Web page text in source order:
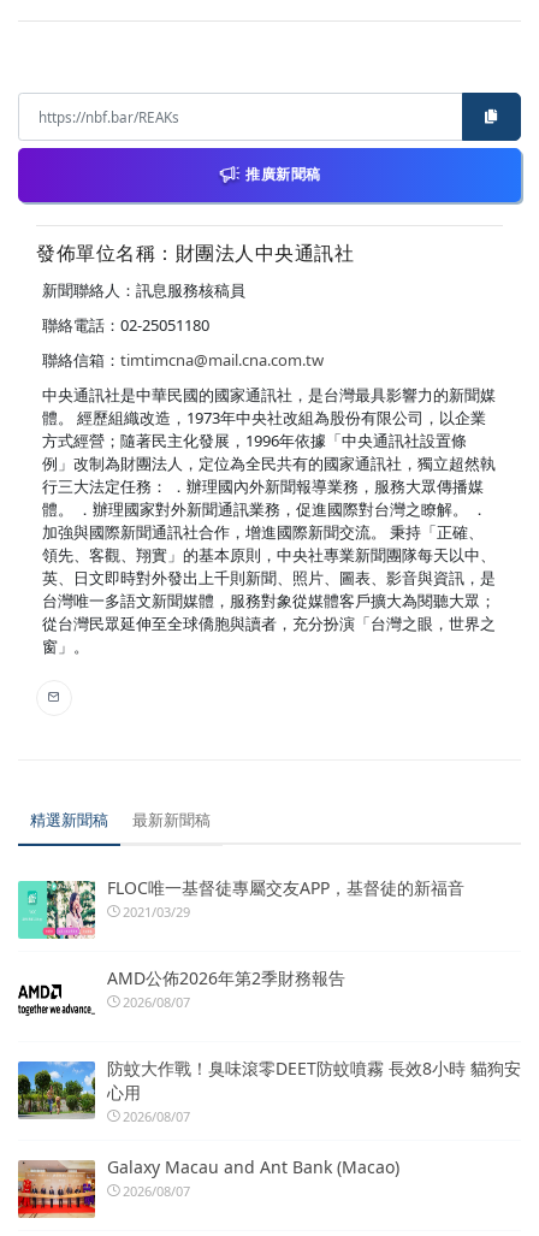
推廣新聞稿
發佈單位名稱：財團法人中央通訊社
新聞聯絡人：訊息服務核稿員
聯絡電話：02-25051180
聯絡信箱： timtimcna@mail.cna.com.tw
中央通訊社是中華民國的國家通訊社，是台灣最具影響力的新聞媒
體。 經歷組織改造，1973年中央社改組為股份有限公司，以企業
方式經營；隨著民主化發展，1996年依據「中央通訊社設置條
例」改制為財團法人，定位為全民共有的國家通訊社，獨立超然執
行三大法定任務： ．辦理國內外新聞報導業務，服務大眾傳播媒
體。 ．辦理國家對外新聞通訊業務，促進國際對台灣之瞭解。 ．
加強與國際新聞通訊社合作，增進國際新聞交流。 秉持「正確、
領先、客觀、翔實」的基本原則，中央社專業新聞團隊每天以中、
英、日文即時對外發出上千則新聞、照片、圖表、影音與資訊，是
台灣唯一多語文新聞媒體，服務對象從媒體客戶擴大為閱聽大眾；
從台灣民眾延伸至全球僑胞與讀者，充分扮演「台灣之眼，世界之
窗」。
精選新聞稿 最新新聞稿
FLOC唯一基督徒專屬交友APP，基督徒的新福音
2021/03/29
AMD公佈2026年第2季財務報告
2026/08/07
防蚊大作戰！臭味滾零DEET防蚊噴霧 長效8小時 貓狗安
心用
2026/08/07
Galaxy Macau and Ant Bank (Macao)
2026/08/07